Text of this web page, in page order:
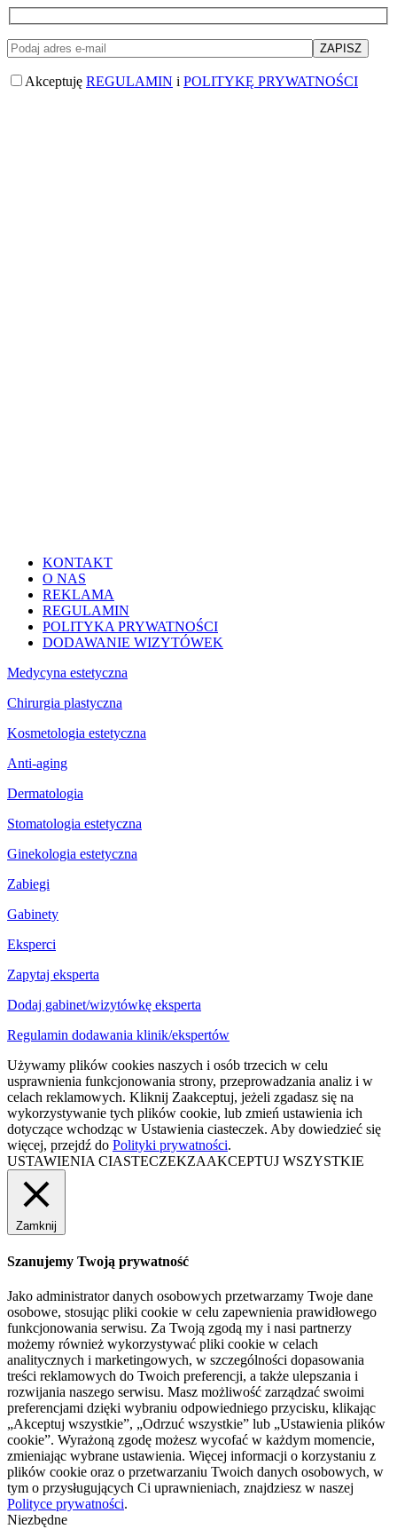
Akceptuję REGULAMIN i POLITYKĘ PRYWATNOŚCI
KONTAKT
O NAS
REKLAMA
REGULAMIN
POLITYKA PRYWATNOŚCI
DODAWANIE WIZYTÓWEK
Medycyna estetyczna
Chirurgia plastyczna
Kosmetologia estetyczna
Anti-aging
Dermatologia
Stomatologia estetyczna
Ginekologia estetyczna
Zabiegi
Gabinety
Eksperci
Zapytaj eksperta
Dodaj gabinet/wizytówkę eksperta
Regulamin dodawania klinik/ekspertów
Używamy plików cookies naszych i osób trzecich w celu
usprawnienia funkcjonowania strony, przeprowadzania analiz i w
celach reklamowych. Kliknij Zaakceptuj, jeżeli zgadasz się na
wykorzystywanie tych plików cookie, lub zmień ustawienia ich
dotyczące wchodząc w Ustawienia ciasteczek. Aby dowiedzieć się
więcej, przejdź do Polityki prywatności.
USTAWIENIA CIASTECZEKZAAKCEPTUJ WSZYSTKIE
Zamknij
Szanujemy Twoją prywatność
Jako administrator danych osobowych przetwarzamy Twoje dane
osobowe, stosując pliki cookie w celu zapewnienia prawidłowego
funkcjonowania serwisu. Za Twoją zgodą my i nasi partnerzy
możemy również wykorzystywać pliki cookie w celach
analitycznych i marketingowych, w szczególności dopasowania
treści reklamowych do Twoich preferencji, a także ulepszania i
rozwijania naszego serwisu. Masz możliwość zarządzać swoimi
preferencjami dzięki wybraniu odpowiedniego przycisku, klikając
„Akceptuj wszystkie”, „Odrzuć wszystkie” lub „Ustawienia plików
cookie”. Wyrażoną zgodę możesz wycofać w każdym momencie,
zmieniając wybrane ustawienia. Więcej informacji o korzystaniu z
plików cookie oraz o przetwarzaniu Twoich danych osobowych, w
tym o przysługujących Ci uprawnieniach, znajdziesz w naszej
Polityce prywatności.
Niezbędne